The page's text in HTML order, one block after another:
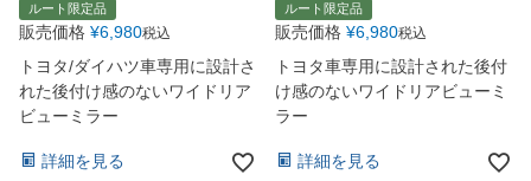
ルート限定品
販売価格 ¥6,980税込
トヨタ/ダイハツ車専用に設計さ
れた後付け感のないワイドリア
ビューミラー
詳細を見る
ルート限定品
販売価格 ¥6,980税込
トヨタ車専用に設計された後付
け感のないワイドリアビューミ
ラー
詳細を見る